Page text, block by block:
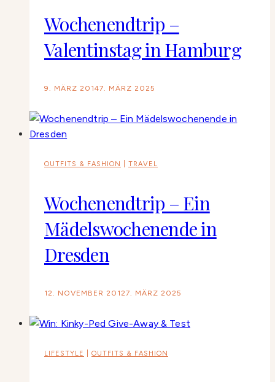
Wochenendtrip –
Valentinstag in Hamburg
9. MÄRZ 20147. MÄRZ 2025
OUTFITS & FASHION TRAVEL
Wochenendtrip – Ein
Mädelswochenende in
Dresden
12. NOVEMBER 20127. MÄRZ 2025
LIFESTYLE OUTFITS & FASHION